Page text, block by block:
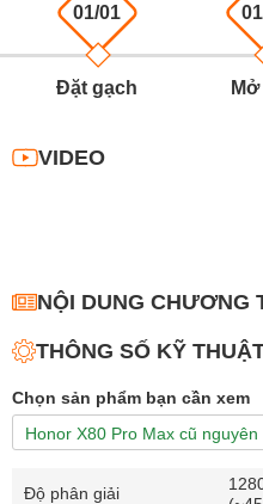
01/01
Đặt gạch
VIDEO
NỘI DUNG CHƯƠNG
THÔNG SỐ KỸ
Chọn sản phẩm bạn cần xem
Honor X80 Pro Max cũ
Độ phân giải